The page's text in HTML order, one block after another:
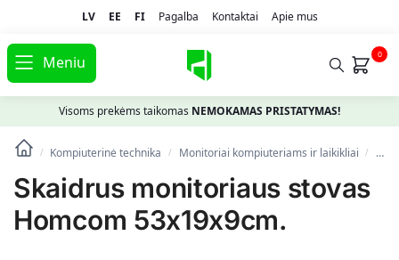
LV EE FI Pagalba Kontaktai Apie mus
Meniu 0
Visoms prekėms taikomas NEMOKAMAS PRISTATYMAS!
/ Kompiuterinė technika / Monitoriai kompiuteriams ir laikikliai /
Skaidrus monitoriaus stovas
Homcom 53x19x9cm.